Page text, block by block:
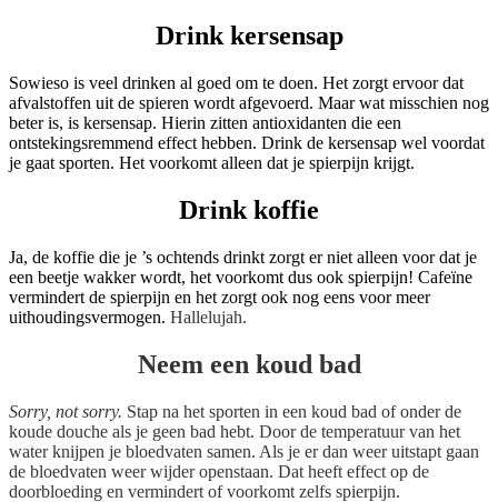
Drink kersensap
Sowieso is veel drinken al goed om te doen. Het zorgt ervoor dat
afvalstoffen uit de spieren wordt afgevoerd. Maar wat misschien nog
beter is, is kersensap. Hierin zitten antioxidanten die een
ontstekingsremmend effect hebben. Drink de kersensap wel voordat
je gaat sporten. Het voorkomt alleen dat je spierpijn krijgt.
Drink koffie
Ja, de koffie die je ’s ochtends drinkt zorgt er niet alleen voor dat je
een beetje wakker wordt, het voorkomt dus ook spierpijn! Cafeïne
vermindert de spierpijn en het zorgt ook nog eens voor meer
uithoudingsvermogen. Hallelujah.
Neem een koud bad
Sorry, not sorry. Stap na het sporten in een koud bad of onder de
koude douche als je geen bad hebt. Door de temperatuur van het
water knijpen je bloedvaten samen. Als je er dan weer uitstapt gaan
de bloedvaten weer wijder openstaan. Dat heeft effect op de
doorbloeding en vermindert of voorkomt zelfs spierpijn.